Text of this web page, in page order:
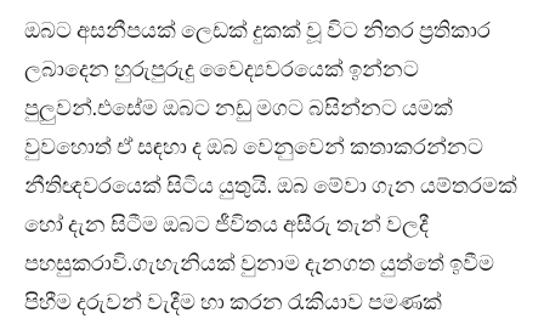
ඔබට අසනීපයක් ලෙඩක් දුකක් වූ විට නිතර ප්‍රතිකාර
ලබාදෙන හුරුපුරුදු වෛද්‍යවරයෙක් ඉන්නට
පුලුවන්.එසේම ඔබට නඩු මගට බසින්නට යමක්
වුවහොත් ඒ සඳහා ද ඔබ වෙනුවෙන් කතාකරන්නට
නීතිඥවරයෙක් සිටිය යුතුයි. ඔබ මේවා ගැන යම්තරමක්
හෝ දැන සිටීම ඔබට ජීවිතය අසීරු තැන් වලදී
පහසුකරාවි.ගැහැනියක් වුනාම දැනගත යුත්තේ ඉවීම
පිහීම දරුවන් වැදීම හා කරන රැකියාව පමණක්